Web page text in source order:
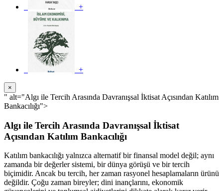
+
+
×
" alt="Algı ile Tercih Arasında Davranışsal İktisat Açısından Katılım
Bankacılığı">
Algı ile Tercih Arasında Davranışsal İktisat
Açısından Katılım Bankacılığı
Katılım bankacılığı yalnızca alternatif bir finansal model değil; aynı
zamanda bir değerler sistemi, bir dünya görüşü ve bir tercih
biçimidir. Ancak bu tercih, her zaman rasyonel hesaplamaların ürünü
değildir. Çoğu zaman bireyler; dini inançlarını, ekonomik